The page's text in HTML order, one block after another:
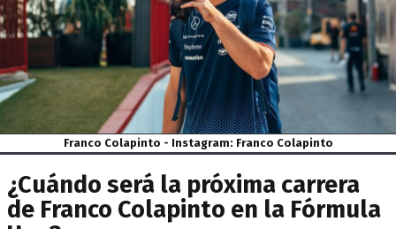
Franco Colapinto - Instagram: Franco Colapinto
¿Cuándo será la próxima carrera
de Franco Colapinto en la Fórmula